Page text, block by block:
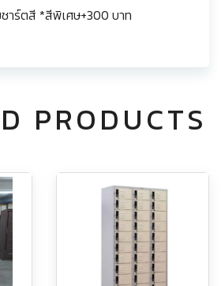
าร์ตสี *สีพิเศษ+300 บาท
PRODUCTS